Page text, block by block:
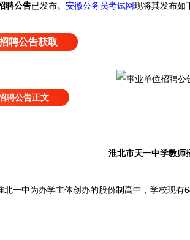
聘公告已发布。 安徽公务员考试网现将其发布如
聘公告获取
聘公告正文
淮北市天一中学教师
中为办学主体创办的股份制高中，学校现有